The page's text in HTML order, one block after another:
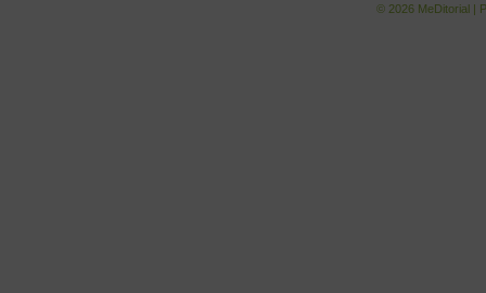
© 2026 MeDitorial |